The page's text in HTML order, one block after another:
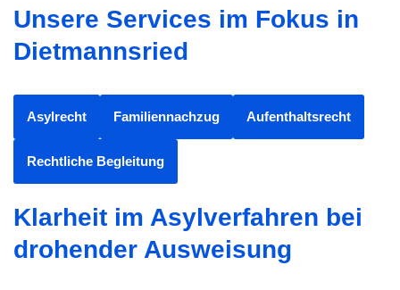
Unsere Services im Fokus in
Dietmannsried
Asylrecht Familiennachzug Aufenthaltsrecht
Rechtliche Begleitung
Klarheit im Asylverfahren bei
drohender Ausweisung